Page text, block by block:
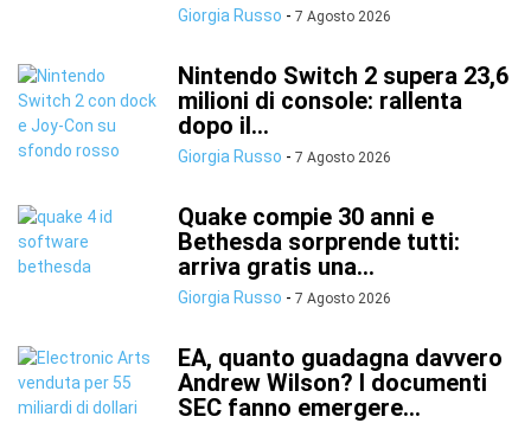
Giorgia Russo - 7 Agosto 2026
Nintendo Switch 2 supera 23,6
milioni di console: rallenta
dopo il...
Giorgia Russo - 7 Agosto 2026
Quake compie 30 anni e
Bethesda sorprende tutti:
arriva gratis una...
Giorgia Russo - 7 Agosto 2026
EA, quanto guadagna davvero
Andrew Wilson? I documenti
SEC fanno emergere...